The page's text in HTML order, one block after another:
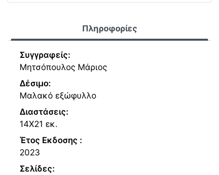
Πληροφορίες
Συγγραφείς:
Μητσόπουλος Μάριος
Δέσιμο:
Μαλακό εξώφυλλο
Διαστάσεις:
14Χ21 εκ.
Έτος Εκδοσης :
2023
Σελίδες: